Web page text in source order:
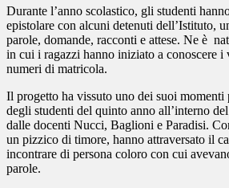
Durante l’anno scolastico, gli studenti
epistolare con alcuni detenuti dell’Istituto,
parole, domande, racconti e attese. Ne è
in cui i ragazzi hanno iniziato a conoscere i
numeri di matricola.
Il progetto ha vissuto uno dei suoi momenti
degli studenti del quinto anno all’interno
dalle docenti Nucci, Baglioni e Paradisi.
un pizzico di timore, hanno attraversato il
incontrare di persona coloro con cui
parole.